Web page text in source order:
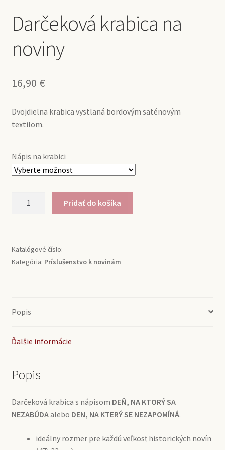
Darčeková krabica na
noviny
16,90 €
Dvojdielna krabica vystlaná bordovým saténovým
textilom.
Nápis na krabici
noviny
Pridať do košíka
Katalógové číslo: -
Kategória: Príslušenstvo k novinám
Popis
Ďalšie informácie
Popis
Darčeková krabica s nápisom DEŇ, NA KTORÝ SA
NEZABÚDAalebo DEN, NA KTERÝ SE NEZAPOMÍNÁ.
ideálny rozmer pre každú veľkosť historických novín